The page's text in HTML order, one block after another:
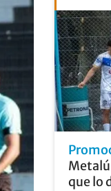
que lo